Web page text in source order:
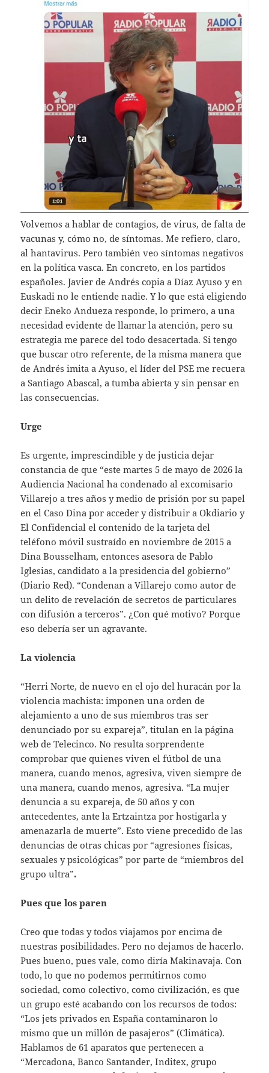
Volvemos a hablar de contagios, de virus, de falta de
vacunas y, cómo no, de síntomas. Me refiero, claro,
al hantavirus. Pero también veo síntomas negativos
en la política vasca. En concreto, en los partidos
españoles. Javier de Andrés copia a Díaz Ayuso y en
Euskadi no le entiende nadie. Y lo que está eligiendo
decir Eneko Andueza responde, lo primero, a una
necesidad evidente de llamar la atención, pero su
estrategia me parece del todo desacertada. Si tengo
que buscar otro referente, de la misma manera que
de Andrés imita a Ayuso, el líder del PSE me recuera
a Santiago Abascal, a tumba abierta y sin pensar en
las consecuencias.
Urge
Es urgente, imprescindible y de justicia dejar
constancia de que “este martes 5 de mayo de 2026 la
Audiencia Nacional ha condenado al excomisario
Villarejo a tres años y medio de prisión por su papel
en el Caso Dina por acceder y distribuir a Okdiario y
El Confidencial el contenido de la tarjeta del
teléfono móvil sustraído en noviembre de 2015 a
Dina Bousselham, entonces asesora de Pablo
Iglesias, candidato a la presidencia del gobierno”
(Diario Red). “Condenan a Villarejo como autor de
un delito de revelación de secretos de particulares
con difusión a terceros”. ¿Con qué motivo? Porque
eso debería ser un agravante.
La violencia
“Herri Norte, de nuevo en el ojo del huracán por la
violencia machista: imponen una orden de
alejamiento a uno de sus miembros tras ser
denunciado por su expareja”, titulan en la página
web de Telecinco. No resulta sorprendente
comprobar que quienes viven el fútbol de una
manera, cuando menos, agresiva, viven siempre de
una manera, cuando menos, agresiva. “La mujer
denuncia a su expareja, de 50 años y con
antecedentes, ante la Ertzaintza por hostigarla y
amenazarla de muerte”. Esto viene precedido de las
denuncias de otras chicas por “agresiones físicas,
sexuales y psicológicas” por parte de “miembros del
grupo ultra”.
Pues que los paren
Creo que todas y todos viajamos por encima de
nuestras posibilidades. Pero no dejamos de hacerlo.
Pues bueno, pues vale, como diría Makinavaja. Con
todo, lo que no podemos permitirnos como
sociedad, como colectivo, como civilización, es que
un grupo esté acabando con los recursos de todos:
“Los jets privados en España contaminaron lo
mismo que un millón de pasajeros” (Climática).
Hablamos de 61 aparatos que pertenecen a
“Mercadona, Banco Santander, Inditex, grupo